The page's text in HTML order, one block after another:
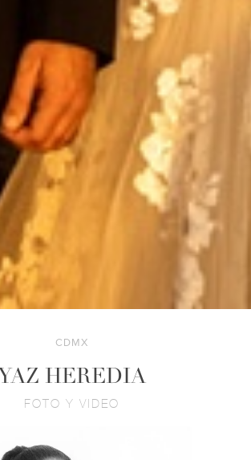
CDMX
YAZ HEREDIA
FOTO Y VIDEO